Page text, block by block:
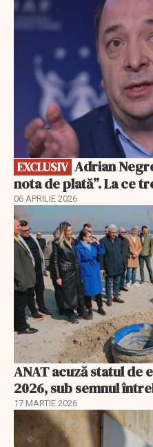
EXCLUSIV
nota de plată”. La ce
06 APRILIE 2026
ANAT acuză statul de
2026, sub semnul
17 MARTIE 2026